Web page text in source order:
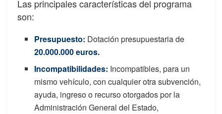
Las principales características del programa
son:
Presupuesto: Dotación presupuestaria de
20.000.000 euros.
Incompatibilidades: Incompatibles, para un
mismo vehículo, con cualquier otra subvención,
ayuda, ingreso o recurso otorgados por la
Administración General del Estado,